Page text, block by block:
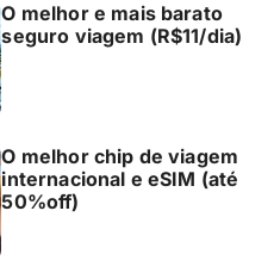
O melhor e mais barato
seguro viagem (R$11/dia)
O melhor chip de viagem
internacional e eSIM (até
50%off)